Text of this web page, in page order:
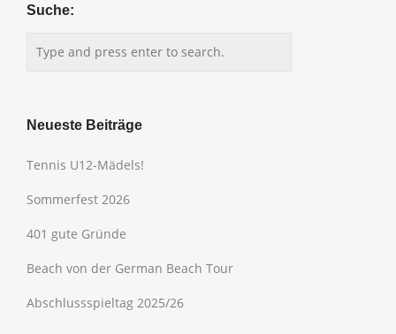
Suche:
Neueste Beiträge
Tennis U12-Mädels!
Sommerfest 2026
401 gute Gründe
Beach von der German Beach Tour
Abschlussspieltag 2025/26